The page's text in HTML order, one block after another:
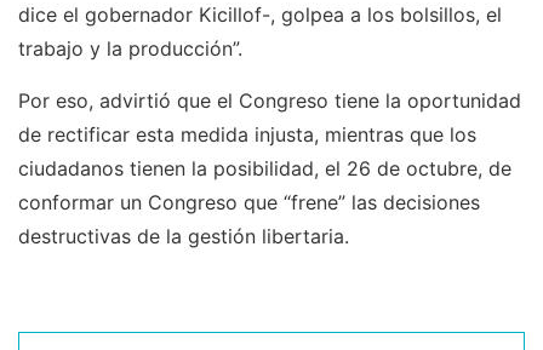
dice el gobernador Kicillof-, golpea a los bolsillos, el
trabajo y la producción”.
Por eso, advirtió que el Congreso tiene la oportunidad
de rectificar esta medida injusta, mientras que los
ciudadanos tienen la posibilidad, el 26 de octubre, de
conformar un Congreso que “frene” las decisiones
destructivas de la gestión libertaria.